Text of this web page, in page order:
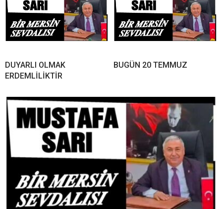
DUYARLI OLMAK
ERDEMLİLİKTİR
BUGÜN 20 TEMMUZ